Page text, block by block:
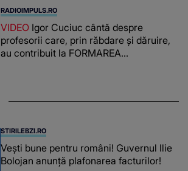
românca ucisă în Italia și ascunsă în
lada unui pat: " Îmi pare rău că nu am
reușit să fac mai mult pentru ea și..."
RADIOIMPULS.RO
VIDEO Igor Cuciuc cântă despre
profesorii care, prin răbdare și dăruire,
au contribuit la FORMAREA
chiar și după trecerea anilor: "De
STIRILEBZI.RO
Vești bune pentru români! Guvernul Ilie
Bolojan anunță plafonarea facturilor!